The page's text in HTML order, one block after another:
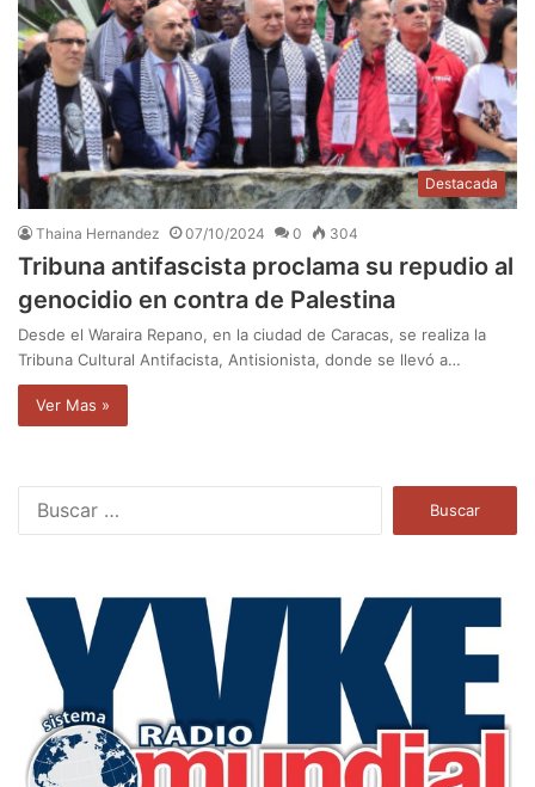
Destacada
Thaina Hernandez 07/10/2024 0 304
Tribuna antifascista proclama su repudio al
genocidio en contra de Palestina
​Desde el Waraira Repano, en la ciudad de Caracas, se realiza la
Tribuna Cultural Antifacista​, Antisi​onista, donde se llevó a…
Ver Mas »
a